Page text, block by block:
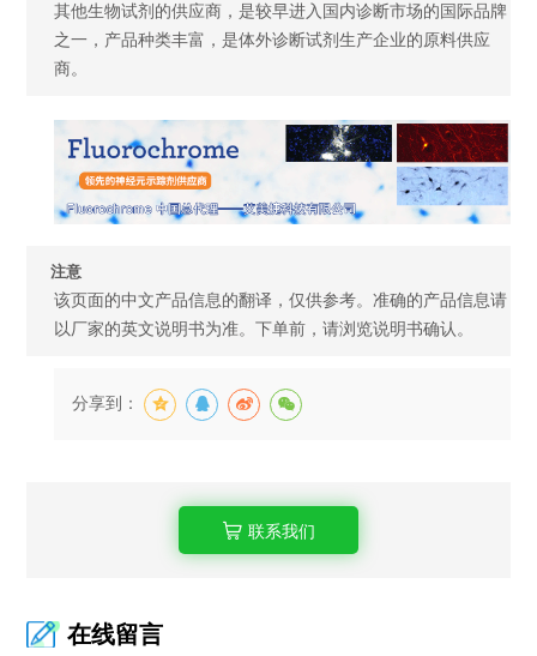
其他生物试剂的供应商，是较早进入国内诊断市场的国际品牌
之一，产品种类丰富，是体外诊断试剂生产企业的原料供应
商。
注意
该页面的中文产品信息的翻译，仅供参考。准确的产品信息请
以厂家的英文说明书为准。下单前，请浏览说明书确认。
分享到：
联系我们
在线留言